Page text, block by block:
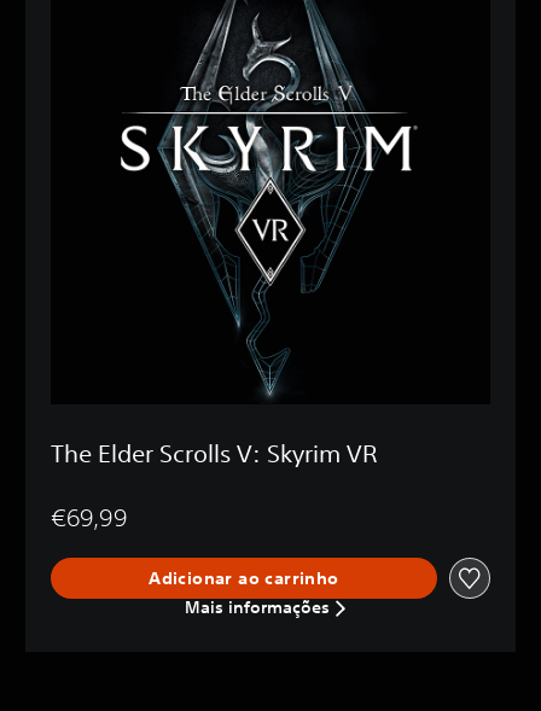
The Elder Scrolls V: Skyrim VR
€69,99
Adicionar ao carrinho
Mais informações